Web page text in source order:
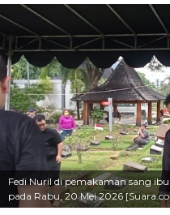
Fedi Nuril di pemakaman sang
pada Rabu, 20 Mei 2026